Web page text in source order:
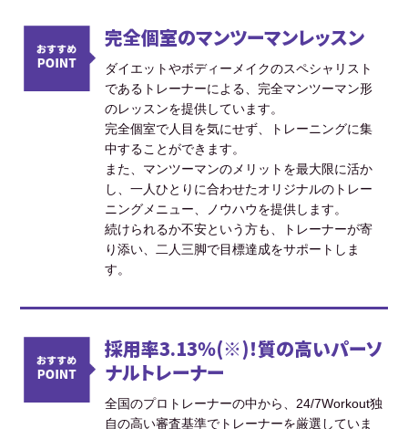
完全個室のマンツーマンレッスン
ダイエットやボディーメイクのスペシャリスト
であるトレーナーによる、完全マンツーマン形
のレッスンを提供しています。
完全個室で人目を気にせず、トレーニングに集
中することができます。
また、マンツーマンのメリットを最大限に活か
し、一人ひとりに合わせたオリジナルのトレー
ニングメニュー、ノウハウを提供します。
続けられるか不安という方も、トレーナーが寄
り添い、二人三脚で目標達成をサポートしま
す。
採用率3.13％(※)！質の高いパーソ
ナルトレーナー
全国のプロトレーナーの中から、24/7Workout独
自の高い審査基準でトレーナーを厳選していま